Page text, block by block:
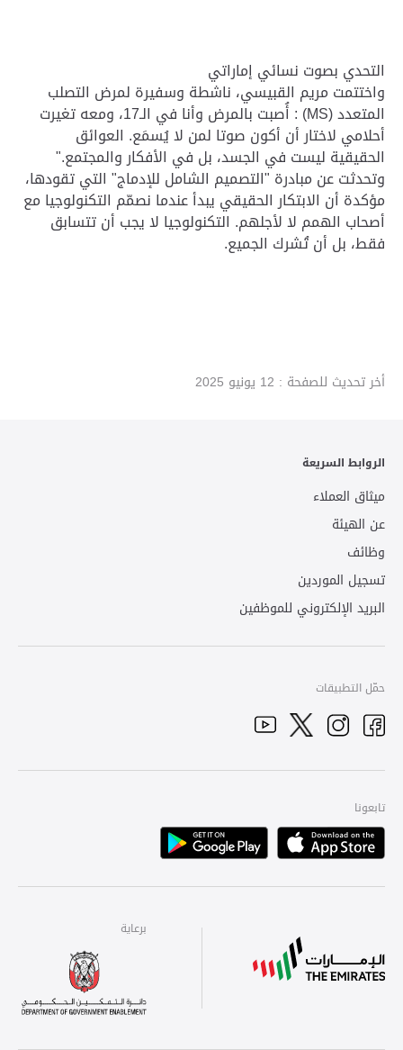
التحدي بصوت نسائي إماراتي
واختتمت مريم القبيسي، ناشطة وسفيرة لمرض التصلب
المتعدد (MS) : أُصبت بالمرض وأنا في الـ17، ومعه تغيرت
أحلامي لاختار أن أكون صوتا لمن لا يُسمَع. العوائق
الحقيقية ليست في الجسد، بل في الأفكار والمجتمع."
وتحدثت عن مبادرة "التصميم الشامل للإدماج" التي تقودها،
مؤكدة أن الابتكار الحقيقي يبدأ عندما نصمّم التكنولوجيا مع
أصحاب الهمم لا لأجلهم. التكنولوجيا لا يجب أن تتسابق
فقط، بل أن تُشرك الجميع.
أخر تحديث للصفحة : 12 يونيو 2025
الروابط السريعة
ميثاق العملاء
عن الهيئة
وظائف
تسجيل الموردين
البريد الإلكتروني للموظفين
حمّل التطبيقات
Facebook
Instagram
Twitter
YouTube
تابعونا
Apple
Playstore
برعاية
برعاية